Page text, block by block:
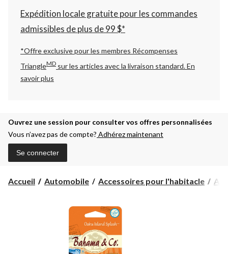
changer
Expédition locale gratuite pour les commandes
admissibles de plus de 99 $*
*Offre exclusive pour les membres Récompenses
TriangleMD sur les articles avec la livraison standard.En
savoir plus
Ouvrez une session pour consulter vos offres personnalisées
Vous n’avez pas de compte? Adhérez maintenant
Se connecter
Accueil Automobile Accessoires pour l'habitacle